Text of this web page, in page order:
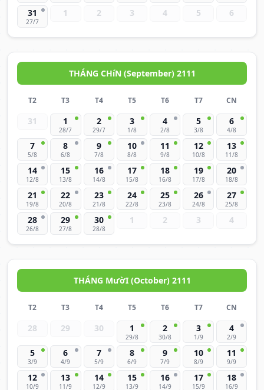
31
27/7
1 2 3 4 5 6
THÁNG CHíN (September) 2111
T2 T3 T4 T5 T6 T7 CN
31 1
28/7
2
29/7
3
1/8
4
2/8
5
3/8
6
4/8
7
5/8
8
6/8
9
7/8
10
8/8
11
9/8
12
10/8
13
11/8
14
12/8
15
13/8
16
14/8
17
15/8
18
16/8
19
17/8
20
18/8
21
19/8
22
20/8
23
21/8
24
22/8
25
23/8
26
24/8
27
25/8
28
26/8
29
27/8
30
28/8
1 2 3 4
THÁNG MườI (October) 2111
T2 T3 T4 T5 T6 T7 CN
28 29 30 1
29/8
2
30/8
3
1/9
4
2/9
5
3/9
6
4/9
7
5/9
8
6/9
9
7/9
10
8/9
11
9/9
12
10/9
13
11/9
14
12/9
15
13/9
16
14/9
17
15/9
18
16/9